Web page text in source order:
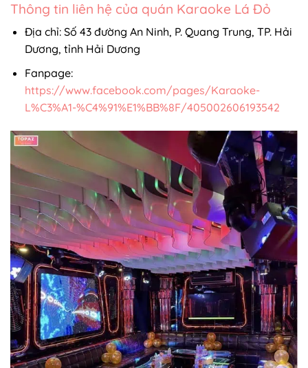
Thông tin liên hệ của quán Karaoke Lá Đỏ
Địa chỉ: Số 43 đường An Ninh, P. Quang Trung, TP. Hải
Dương, tỉnh Hải Dương
Fanpage:
https://www.facebook.com/pages/Karaoke-
L%C3%A1-%C4%91%E1%BB%8F/405002606193542